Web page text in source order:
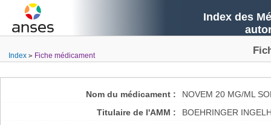
Index des
Index Fiche médicament
Nom du médicament :
NOVEM 20 MG/ML
Titulaire de l'AMM :
BOEHRINGER